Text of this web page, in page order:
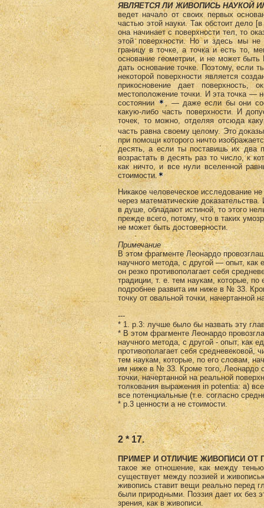
ЯВЛЯЕТСЯ ЛИ ЖИВОПИСЬ НАУКОЙ
ведет начало от своих первых
частью этой науки. Так обстоит дело
она начинает с поверхности тел, то
этой поверхности. Но и здесь мы не
границу в точке, а точка и есть то,
основание геометрии, и не может
дать основание точке. Поэтому, если
некоторой поверхности является
прикосновение дает
местоположение точки. И эта точка —
состоянии
, — даже если бы они
какую-либо часть поверхности. И
точек, то можно, отделяя отсюда
часть равна своему целому. Это
при помощи которого ничто
десять, а если ты поставишь их два
возрастать в десять раз то число, к
как ничто, и все нули вселенной
стоимости.
Никакое человеческое исследование
через математические
в душе, обладают истиной, то этого
прежде всего, потому, что в таких
не может быть достоверности.
Примечание
В этом фрагменте Леонардо
научного метода, с другой — опыт, как
он резко противополагает себя
традиции, т. е. тем наукам, которые,
подробнее развита им ниже в № 33.
точку от овальной точки, начертанной
---
* 1. p.3: лучше было бы назвать эту
* В этом фрагменте Леонардо
научного метода, с другой - опыт, как
противополагает себя средневековой,
тем наукам, которые, по его словам,
им ниже в № 33. Кроме того, Леонардо
точки, начертанной на реальной
толкования выражения in potentia: а)
все потенциальные (т.е. согласно
* р.3 ценности а не стоимости.
2 * 17.
ПРИМЕР И ОТЛИЧИЕ ЖИВОПИСИ ОТ
такое же отношение, как между
существует между поэзией и
живопись ставит вещи реально перед
были природными. Поэзия дает их без
зрения, как в живописи.